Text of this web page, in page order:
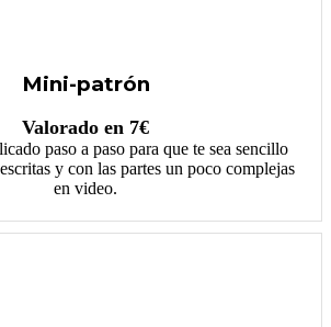
Mini-patrón
Valorado en 7€
paso a paso para que te sea sencillo
y con las partes un poco complejas
en video.